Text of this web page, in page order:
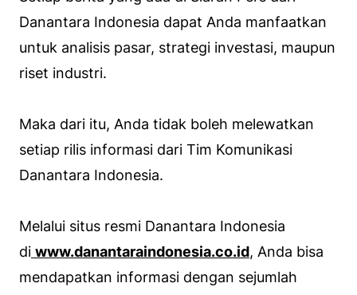
Danantara Indonesia dapat Anda manfaatkan
untuk analisis pasar, strategi investasi, maupun
riset industri.
Maka dari itu, Anda tidak boleh melewatkan
setiap rilis informasi dari Tim Komunikasi
Danantara Indonesia.
Melalui situs resmi Danantara Indonesia
di www.danantaraindonesia.co.id, Anda bisa
mendapatkan informasi dengan sejumlah